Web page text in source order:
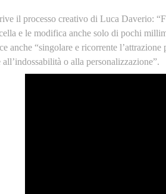
il processo creativo di Luca Daverio:
e le modifica anche solo di pochi
anche “singolare e ricorrente
o alla personalizzazione”.